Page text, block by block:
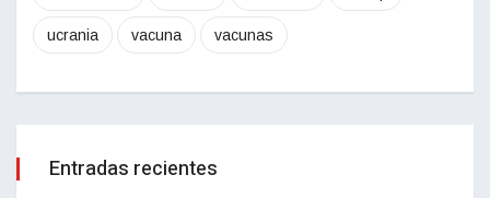
ucrania vacuna vacunas
Entradas recientes